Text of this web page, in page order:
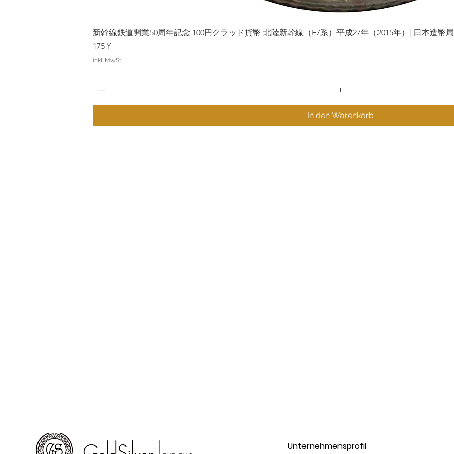
Schnellansicht
新幹線鉄道開業50周年記念 100円クラッド貨幣 北陸新幹線（E7系）平成27年（2015年）| 日本造幣
Preis
175 ¥
inkl. MwSt.
In den Warenkorb
Unternehmensprofil